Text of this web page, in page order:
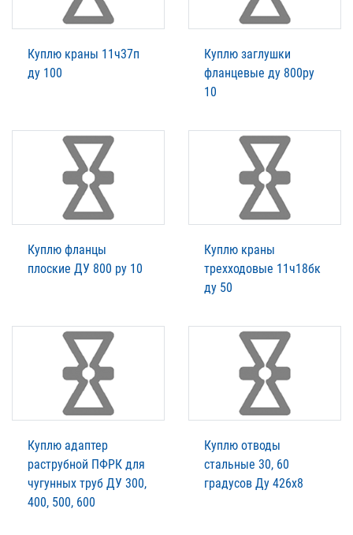
Куплю краны 11ч37п
ду 100
Куплю заглушки
фланцевые ду 800ру
10
Куплю фланцы
плоские ДУ 800 ру 10
Куплю краны
трехходовые 11ч18бк
ду 50
Куплю адаптер
раструбной ПФРК для
чугунных труб ДУ 300,
400, 500, 600
Куплю отводы
стальные 30, 60
градусов Ду 426х8